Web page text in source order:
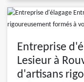
Entreprise
Lesieur à
d'artisans